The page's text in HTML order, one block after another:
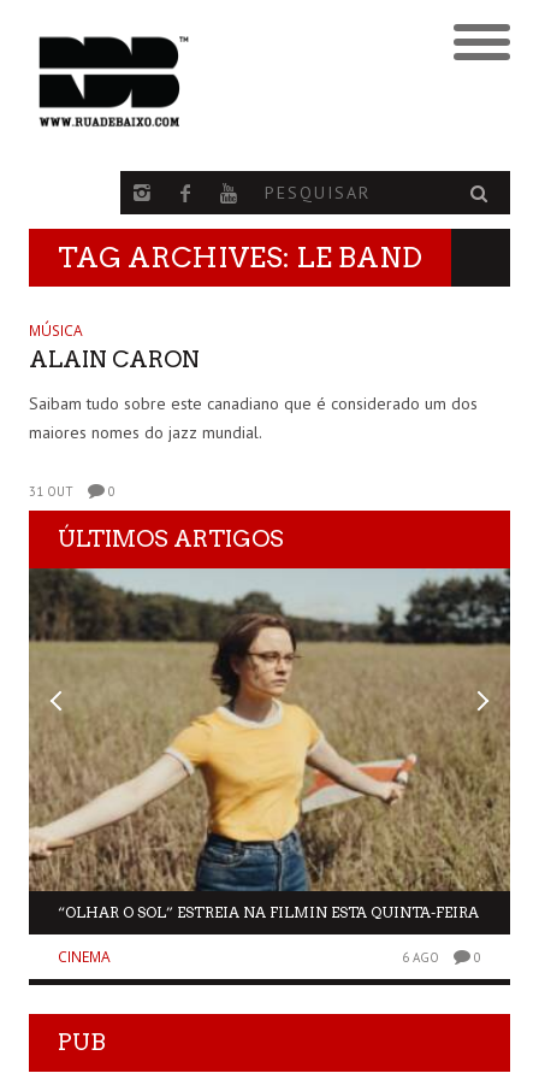
TAG ARCHIVES: LE BAND
MÚSICA
ALAIN CARON
Saibam tudo sobre este canadiano que é considerado um dos
maiores nomes do jazz mundial.
31 OUT 0
ÚLTIMOS ARTIGOS
“OLHAR O SOL” ESTREIA NA FILMIN ESTA QUINTA-FEIRA
CINEMA 6 AGO 0
PUB